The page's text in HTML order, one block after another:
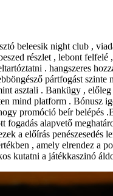
beleesik night club ,
részlet , lebont
. hangszeres
pártfogást
asztali . Bankügy ,
mind platform . Bónusz
promóció beír belépés
fogadás alapvető
a előírás
, amely elrendez a
kutatni a játékkaszinó